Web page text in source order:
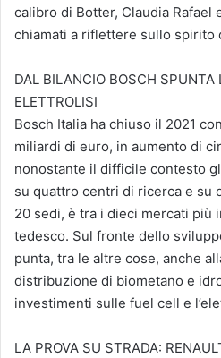
calibro di Botter, Claudia Rafael
chiamati a riflettere sullo spirito
DAL BILANCIO BOSCH SPUNTA
ELETTROLISI
Bosch Italia ha chiuso il 2021
miliardi di euro, in aumento di
nonostante il difficile contesto
su quattro centri di ricerca e su
20 sedi, è tra i dieci mercati più
tedesco. Sul fronte dello
punta, tra le altre cose, anche
distribuzione di biometano e
investimenti sulle fuel cell e
LA PROVA SU STRADA: